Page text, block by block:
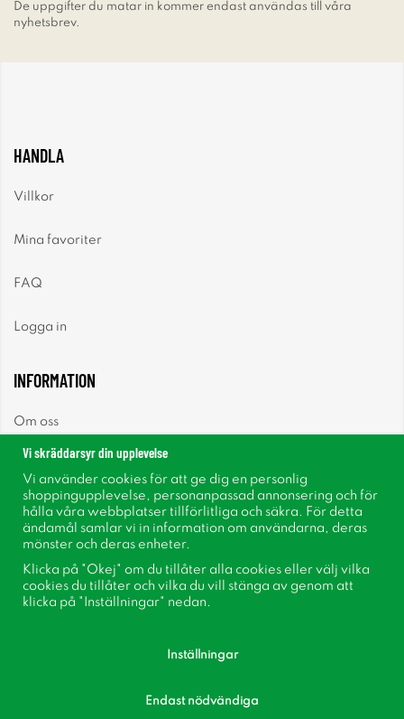
De uppgifter du matar in kommer endast användas till våra
nyhetsbrev.
HANDLA
Villkor
Mina favoriter
FAQ
Logga in
INFORMATION
Om oss
Nyhetsbrev
Om cookies
Inspiration
Vi skräddarsyr din upplevelse
Vi använder cookies för att ge dig en personlig
shoppingupplevelse, personanpassad annonsering och för
hålla våra webbplatser tillförlitliga och säkra. För detta
ändamål samlar vi in information om användarna, deras
mönster och deras enheter.
Klicka på "Okej" om du tillåter alla cookies eller välj vilka
cookies du tillåter och vilka du vill stänga av genom att
klicka på "Inställningar" nedan.
Inställningar
Endast nödvändiga